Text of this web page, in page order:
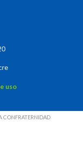
uso
CONFRATERNIDAD